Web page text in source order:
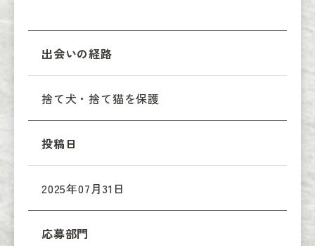
出会いの経路
捨て犬・捨て猫を保護
投稿日
2025年07月31日
応募部門